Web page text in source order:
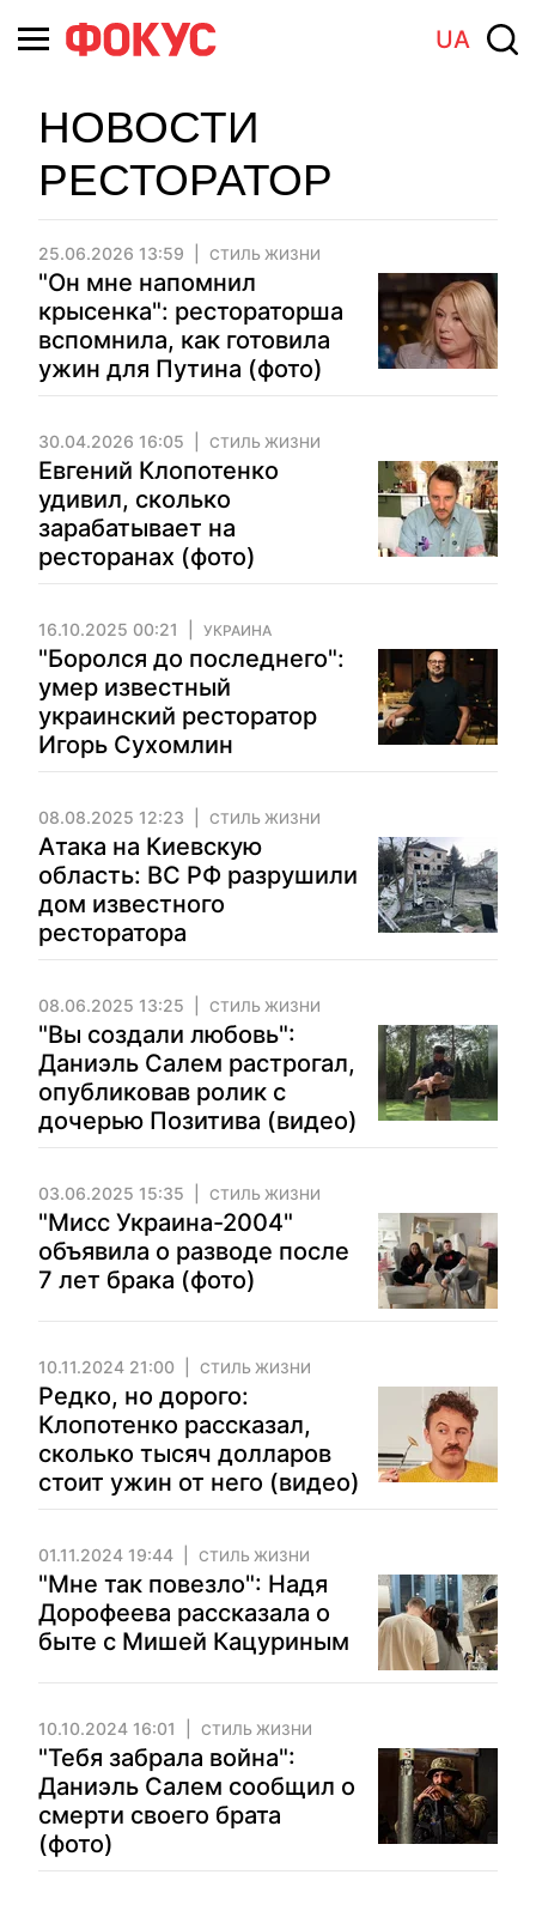
UA
НОВОСТИ
РЕСТОРАТОР
25.06.2026 13:59 СТИЛЬ ЖИЗНИ
"Он мне напомнил
крысенка": рестораторша
вспомнила, как готовила
ужин для Путина (фото)
30.04.2026 16:05 СТИЛЬ ЖИЗНИ
Евгений Клопотенко
удивил, сколько
зарабатывает на
ресторанах (фото)
16.10.2025 00:21 УКРАИНА
"Боролся до последнего":
умер известный
украинский ресторатор
Игорь Сухомлин
08.08.2025 12:23 СТИЛЬ ЖИЗНИ
Атака на Киевскую
область: ВС РФ разрушили
дом известного
ресторатора
08.06.2025 13:25 СТИЛЬ ЖИЗНИ
"Вы создали любовь":
Даниэль Салем растрогал,
опубликовав ролик с
дочерью Позитива (видео)
03.06.2025 15:35 СТИЛЬ ЖИЗНИ
"Мисс Украина-2004"
объявила о разводе после
7 лет брака (фото)
10.11.2024 21:00 СТИЛЬ ЖИЗНИ
Редко, но дорого:
Клопотенко рассказал,
сколько тысяч долларов
стоит ужин от него (видео)
01.11.2024 19:44 СТИЛЬ ЖИЗНИ
"Мне так повезло": Надя
Дорофеева рассказала о
быте с Мишей Кацуриным
10.10.2024 16:01 СТИЛЬ ЖИЗНИ
"Тебя забрала война":
Даниэль Салем сообщил о
смерти своего брата
(фото)